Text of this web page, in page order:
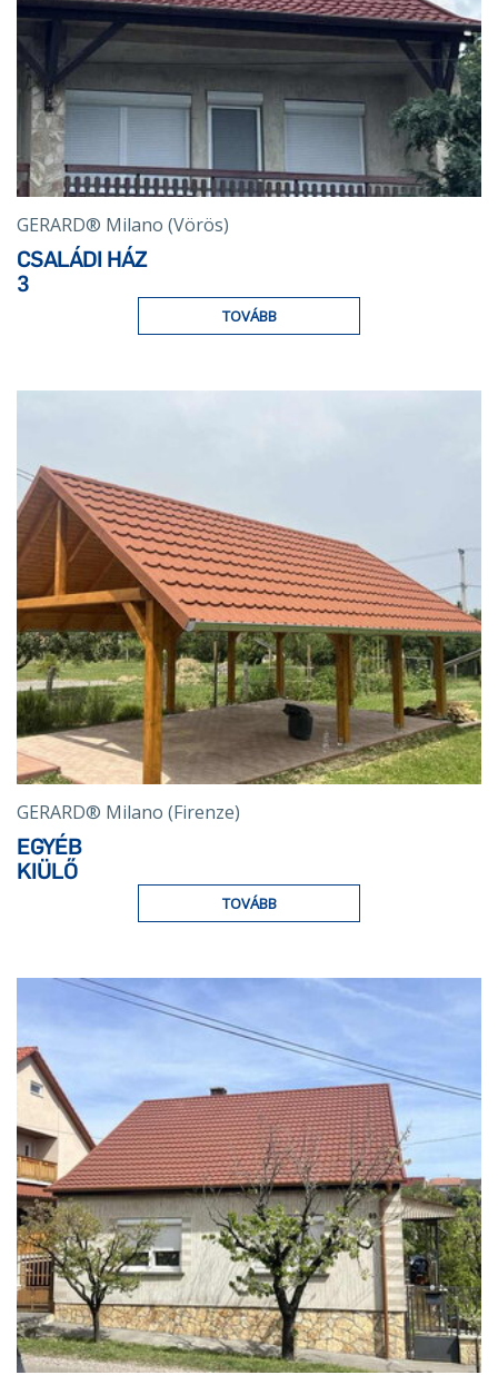
GERARD® Milano (Vörös)
CSALÁDI HÁZ
3
TOVÁBB
GERARD® Milano (Firenze)
EGYÉB
KIÜLŐ
TOVÁBB